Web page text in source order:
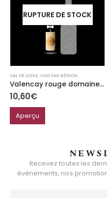
RUPTURE DE STOCK
VAL DE LOIRE,VINS PAR RÉGION
Valencay rouge domaine minchin
10,60€
Aperçu
Recevez toutes les
événements, nos